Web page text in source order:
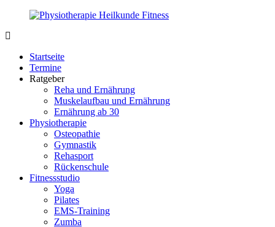
Zurück
Inhalt
Fit.de
Körper
Startseite
Termine
Ratgeber
Reha und Ernährung
Muskelaufbau und Ernährung
Ernährung ab 30
Physiotherapie
Osteopathie
Gymnastik
Rehasport
Rückenschule
Fitnessstudio
Yoga
Pilates
EMS-Training
Zumba